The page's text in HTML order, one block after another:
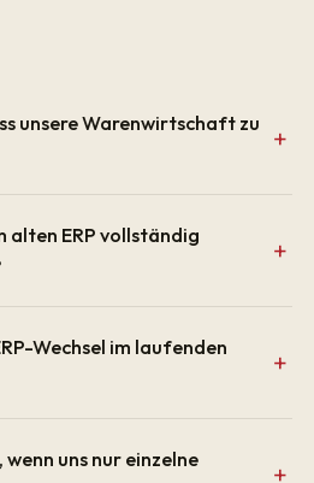
unsere Warenwirtschaft zu
alten ERP vollständig
Wechsel im laufenden
wenn uns nur einzelne